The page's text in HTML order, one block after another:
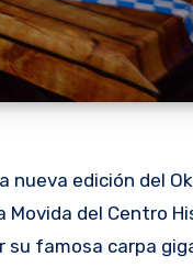
nueva edición del
Movida del Centro
su famosa carpa